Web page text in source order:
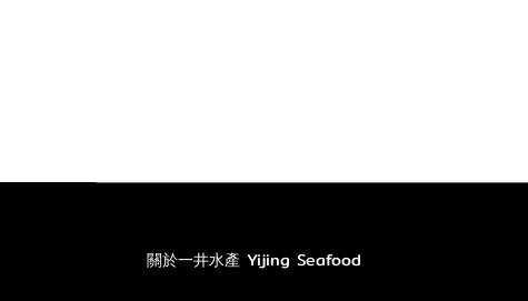
關於一井水產 Yijing Seafood